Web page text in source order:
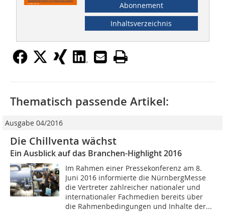
Abonnement
Inhaltsverzeichnis
Thematisch passende Artikel:
Ausgabe 04/2016
Die Chillventa wächst
Ein Ausblick auf das Branchen-Highlight 2016
Im Rahmen einer Pressekonferenz am 8.
Juni 2016 informierte die NürnbergMesse
die Vertreter zahlreicher nationaler und
internationaler Fachmedien bereits über
die Rahmenbedingungen und Inhalte der...